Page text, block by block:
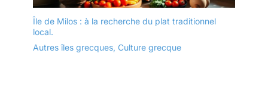
Île de Milos : à la recherche du plat traditionnel
local.
Autres îles grecques, Culture grecque